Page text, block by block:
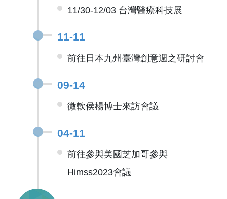
11/30-12/03 台灣醫療科技展
11-11
前往日本九州臺灣創意週之研討會
09-14
微軟侯楊博士來訪會議
04-11
前往參與美國芝加哥參與
Himss2023會議